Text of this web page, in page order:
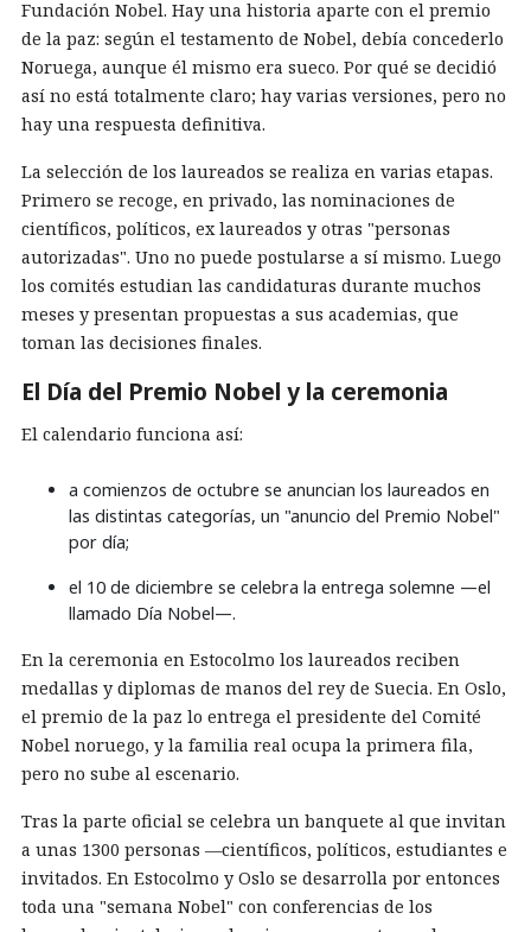
Fundación Nobel. Hay una historia aparte con el premio
de la paz: según el testamento de Nobel, debía concederlo
Noruega, aunque él mismo era sueco. Por qué se decidió
así no está totalmente claro; hay varias versiones, pero no
hay una respuesta definitiva.
La selección de los laureados se realiza en varias etapas.
Primero se recoge, en privado, las nominaciones de
científicos, políticos, ex laureados y otras "personas
autorizadas". Uno no puede postularse a sí mismo. Luego
los comités estudian las candidaturas durante muchos
meses y presentan propuestas a sus academias, que
toman las decisiones finales.
El Día del Premio Nobel y la ceremonia
El calendario funciona así:
a comienzos de octubre se anuncian los laureados en
las distintas categorías, un "anuncio del Premio Nobel"
por día;
el 10 de diciembre se celebra la entrega solemne —el
llamado Día Nobel—.
En la ceremonia en Estocolmo los laureados reciben
medallas y diplomas de manos del rey de Suecia. En Oslo,
el premio de la paz lo entrega el presidente del Comité
Nobel noruego, y la familia real ocupa la primera fila,
pero no sube al escenario.
Tras la parte oficial se celebra un banquete al que invitan
a unas 1300 personas —científicos, políticos, estudiantes e
invitados. En Estocolmo y Oslo se desarrolla por entonces
toda una "semana Nobel" con conferencias de los